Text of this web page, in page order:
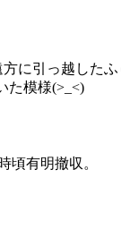
に引っ越した
た模様(>_<)
頃有明撤収。